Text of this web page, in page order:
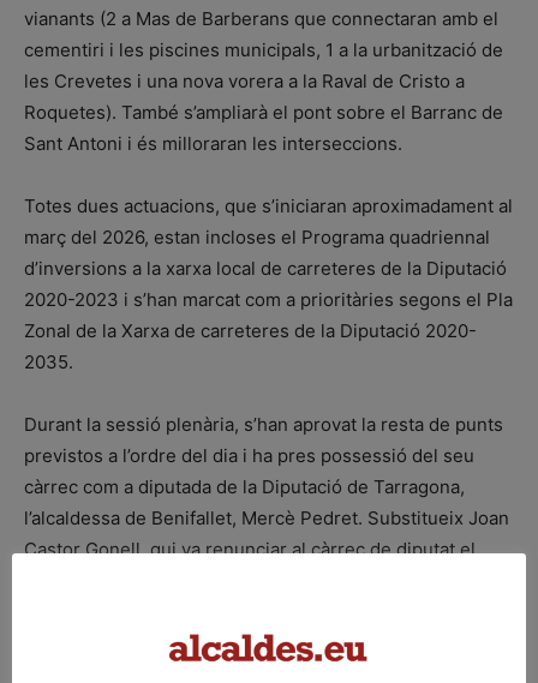
vianants (2 a Mas de Barberans que connectaran amb el
cementiri i les piscines municipals, 1 a la urbanització de
les Crevetes i una nova vorera a la Raval de Cristo a
Roquetes). També s’ampliarà el pont sobre el Barranc de
Sant Antoni i és milloraran les interseccions.
Totes dues actuacions, que s’iniciaran aproximadament al
març del 2026, estan incloses el Programa quadriennal
d’inversions a la xarxa local de carreteres de la Diputació
2020-2023 i s’han marcat com a prioritàries segons el Pla
Zonal de la Xarxa de carreteres de la Diputació 2020-
2035.
Durant la sessió plenària, s’han aprovat la resta de punts
previstos a l’ordre del dia i ha pres possessió del seu
càrrec com a diputada de la Diputació de Tarragona,
l’alcaldessa de Benifallet, Mercè Pedret. Substitueix Joan
Castor Gonell, qui va renunciar al càrrec de diputat el
Font: Diputació de Tarragona